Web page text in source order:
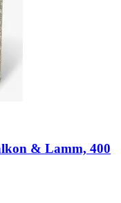
& Lamm, 400